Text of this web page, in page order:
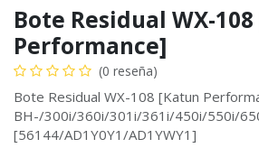
Bote Residual WX-
Performance]
(0 reseña)
Bote Residual WX-108 [Katun
BH-/300i/360i/301i/361i/450i/550i/
[56144/AD1Y0Y1/AD1YWY1]